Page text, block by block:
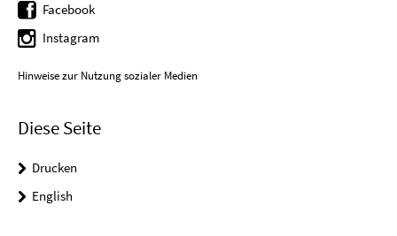
Facebook
Instagram
Hinweise zur Nutzung sozialer Medien
Diese Seite
Drucken
English